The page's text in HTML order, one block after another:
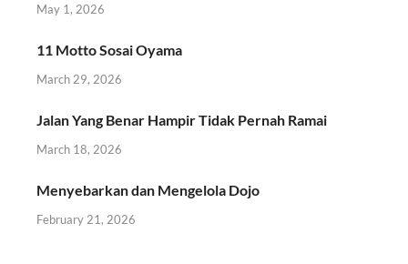
May 1, 2026
11 Motto Sosai Oyama
March 29, 2026
Jalan Yang Benar Hampir Tidak Pernah Ramai
March 18, 2026
Menyebarkan dan Mengelola Dojo
February 21, 2026